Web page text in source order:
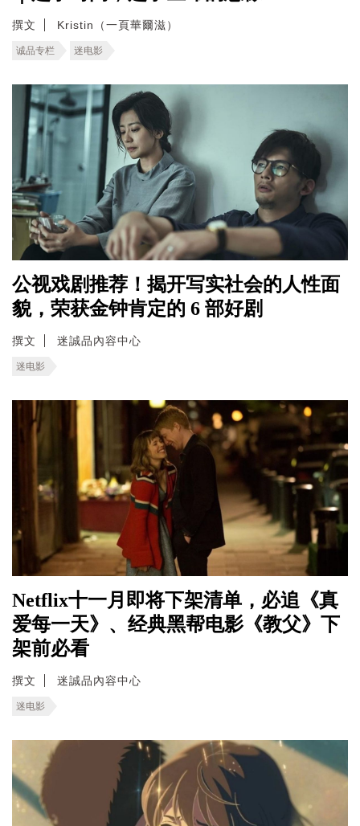
撰文 Kristin（一頁華爾滋）
诚品专栏 迷电影
公视戏剧推荐！揭开写实社会的人性面
貌，荣获金钟肯定的 6 部好剧
撰文 迷誠品內容中心
迷电影
Netflix十一月即将下架清单，必追《真
爱每一天》、经典黑帮电影《教父》下
架前必看
撰文 迷誠品內容中心
迷电影